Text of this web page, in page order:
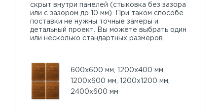
скрыт внутри панелей (стыковка без зазора
или с зазором до 10 мм). При таком способе
поставки не нужны точные замеры и
детальный проект. Вы можете выбрать один
или несколько стандартных размеров.
600х600 мм, 1200х400 мм,
1200х600 мм, 1200х1200 мм,
2400х600 мм